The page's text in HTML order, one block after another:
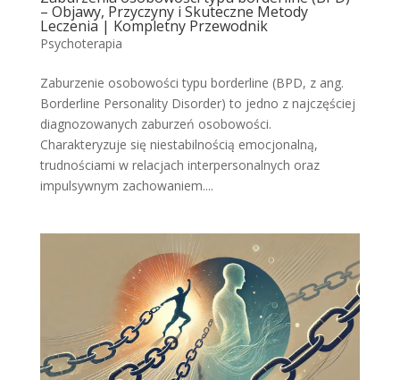
– Objawy, Przyczyny i Skuteczne Metody
Leczenia | Kompletny Przewodnik
Psychoterapia
Zaburzenie osobowości typu borderline (BPD, z ang.
Borderline Personality Disorder) to jedno z najczęściej
diagnozowanych zaburzeń osobowości.
Charakteryzuje się niestabilnością emocjonalną,
trudnościami w relacjach interpersonalnych oraz
impulsywnym zachowaniem....